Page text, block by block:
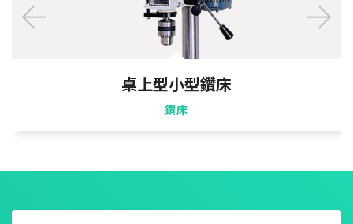
桌上型小型鑽床
鑽床